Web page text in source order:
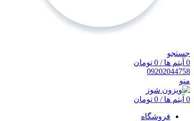
جستجو
0 آیتم ها/
0 تومان
09202044758
منو
0 آیتم ها/
0 تومان
فروشگاه